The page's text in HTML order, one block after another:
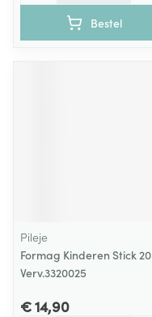
Bestel
Pileje
Formag Kinderen Stick 20
Verv.3320025
€ 14,90